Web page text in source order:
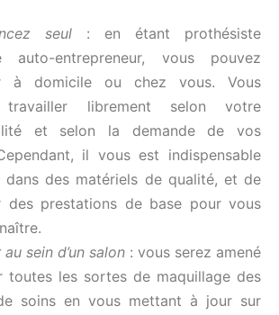
seul : en étant prothésiste
auto-entrepreneur, vous pouvez
à domicile ou chez vous. Vous
travailler librement selon votre
et selon la demande de vos
il vous est indispensable
dans des matériels de qualité, et de
des prestations de base pour vous
sein d’un salon : vous serez amené
toutes les sortes de maquillage des
soins en vous mettant à jour sur